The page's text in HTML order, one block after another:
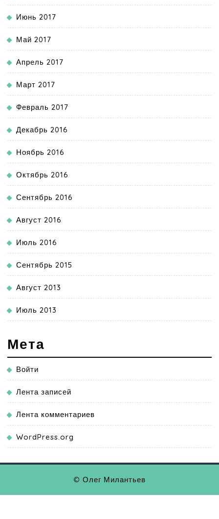
Июнь 2017
Май 2017
Апрель 2017
Март 2017
Февраль 2017
Декабрь 2016
Ноябрь 2016
Октябрь 2016
Сентябрь 2016
Август 2016
Июль 2016
Сентябрь 2015
Август 2013
Июль 2013
Мета
Войти
Лента записей
Лента комментариев
WordPress.org
© Олег Милантьев